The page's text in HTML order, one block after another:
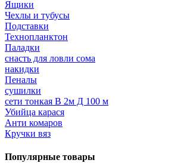
Ящики
Чехлы и тубусы
Подставки
Технопланктон
Паладки
снасть для ловли сома
накидки
Пеналы
сушилки
сети тонкая В 2м Д 100 м
Убийца карася
Анти комаров
Кручки вяз
Популярные товары